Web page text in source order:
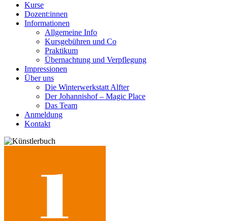
Kurse
Dozent:innen
Informationen
Allgemeine Info
Kursgebühren und Co
Praktikum
Übernachtung und Verpflegung
Impressionen
Über uns
Die Winterwerkstatt Alfter
Der Johannishof – Magic Place
Das Team
Anmeldung
Kontakt